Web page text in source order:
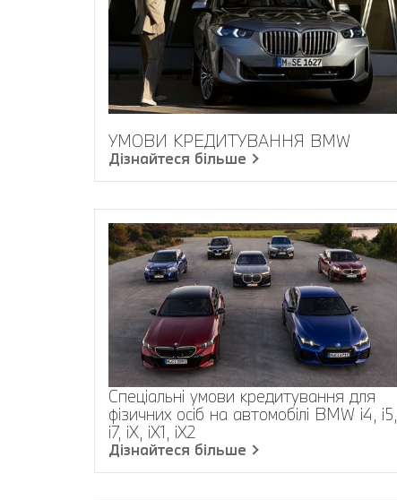
УМОВИ КРЕДИТУВАННЯ BMW
Дізнайтеся більше
Спеціальні умови кредитування для
фізичних осіб на автомобілі BMW i4, i5,
i7, iХ, iХ1, iХ2
Дізнайтеся більше